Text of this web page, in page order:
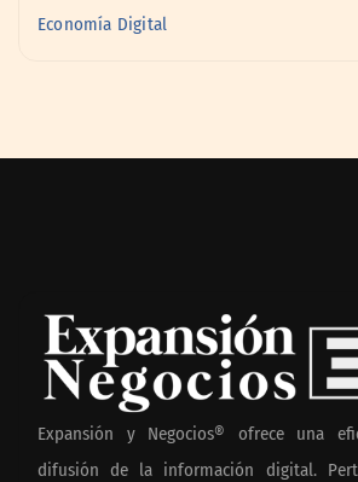
Economía Digital
Expansión y Negocios® ofrece una
difusión de la información digital.